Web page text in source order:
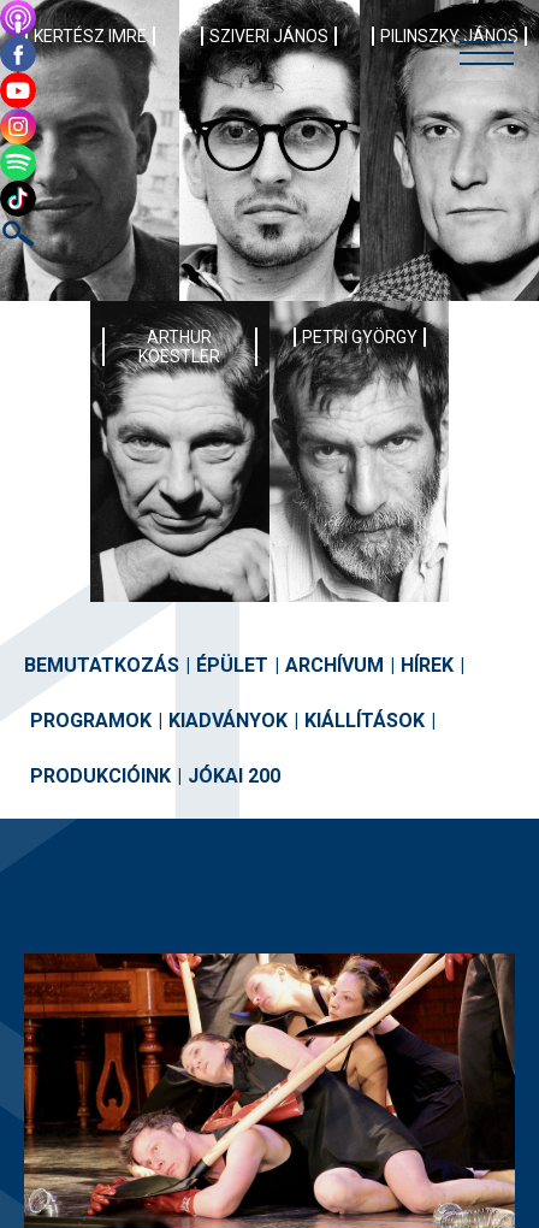
KERTÉSZ IMRE SZIVERI JÁNOS PILINSZKY JÁNOS
ARTHUR
KOESTLER
PETRI GYÖRGY
BEMUTATKOZÁS | ÉPÜLET | ARCHÍVUM | HÍREK |
PROGRAMOK | KIADVÁNYOK | KIÁLLÍTÁSOK |
PRODUKCIÓINK | JÓKAI 200